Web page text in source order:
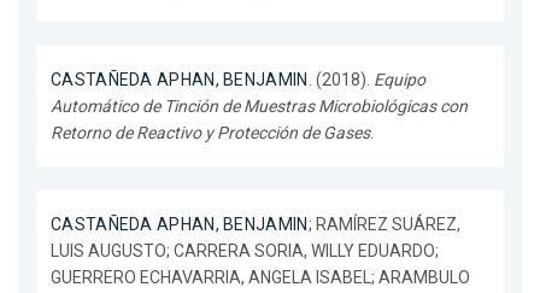
CASTAÑEDA APHAN, BENJAMIN . (2018). Equipo
Automático de Tinción de Muestras Microbiológicas con
Retorno de Reactivo y Protección de Gases.
CASTAÑEDA APHAN, BENJAMIN; RAMÍREZ SUÁREZ,
LUIS AUGUSTO; CARRERA SORIA, WILLY EDUARDO;
GUERRERO ECHAVARRIA, ANGELA ISABEL; ARAMBULO